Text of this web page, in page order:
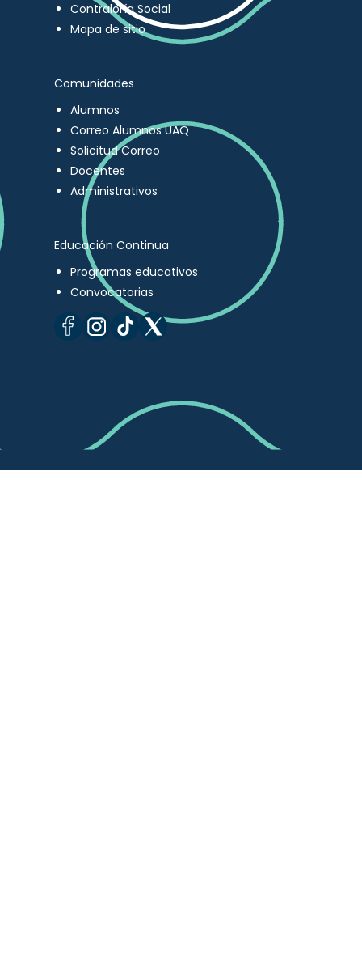
Contraloría Social
Mapa de sitio
Comunidades
Alumnos
Correo Alumnos UAQ
Solicitud Correo
Docentes
Administrativos
Educación Continua
Programas educativos
Convocatorias